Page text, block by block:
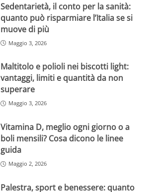
Sedentarietà, il conto per la sanità:
quanto può risparmiare l’Italia se si
muove di più
Maggio 3, 2026
Maltitolo e polioli nei biscotti light:
vantaggi, limiti e quantità da non
superare
Maggio 3, 2026
Vitamina D, meglio ogni giorno o a
boli mensili? Cosa dicono le linee
guida
Maggio 2, 2026
Palestra, sport e benessere: quanto